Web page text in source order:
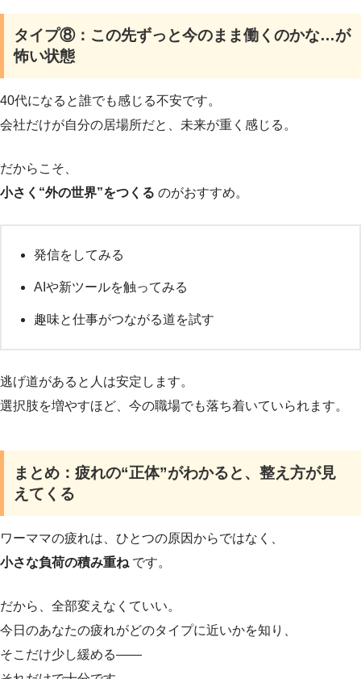
タイプ⑧：この先ずっと今のまま働くのかな…が
怖い状態
40代になると誰でも感じる不安です。
会社だけが自分の居場所だと、未来が重く感じる。
だからこそ、
小さく“外の世界”をつくる のがおすすめ。
発信をしてみる
AIや新ツールを触ってみる
趣味と仕事がつながる道を試す
逃げ道があると人は安定します。
選択肢を増やすほど、今の職場でも落ち着いていられます。
まとめ：疲れの“正体”がわかると、整え方が見
えてくる
ワーママの疲れは、ひとつの原因からではなく、
小さな負荷の積み重ね です。
だから、全部変えなくていい。
今日のあなたの疲れがどのタイプに近いかを知り、
そこだけ少し緩める——